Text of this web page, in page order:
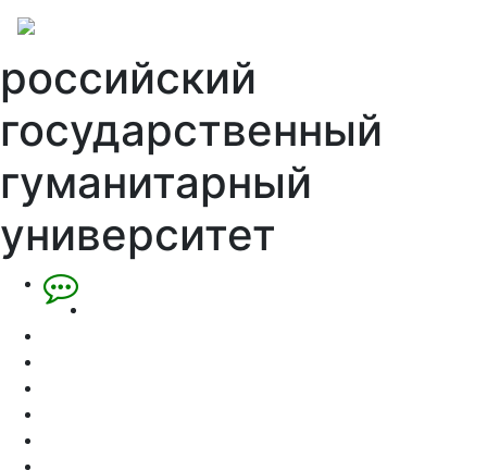
российский
государственный
гуманитарный
университет